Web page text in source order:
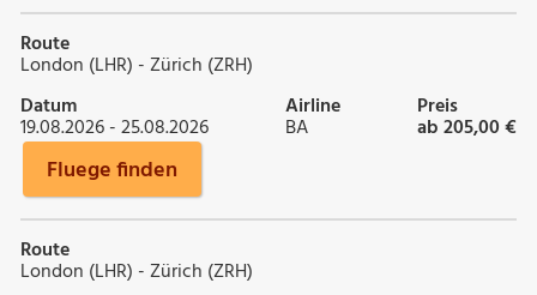
Route
London (LHR) - Zürich (ZRH)
Datum
19.08.2026 - 25.08.2026
Airline
BA
Preis
ab 205,00 €
Fluege finden
Route
London (LHR) - Zürich (ZRH)